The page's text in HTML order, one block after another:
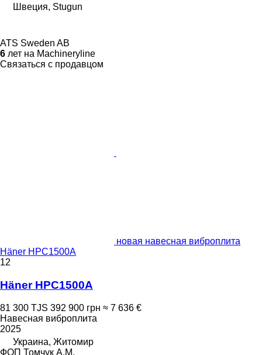
Швеция, Stugun
ATS Sweden AB
6 лет на Machineryline
Связаться с продавцом
новая навесная виброплита
Häner HPC1500A
12
Häner HPC1500A
81 300 TJS 392 900 грн ≈ 7 636 €
Навесная виброплита
2025
Украина, Житомир
ФОП Томчук А.М.